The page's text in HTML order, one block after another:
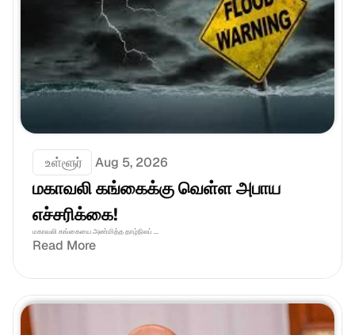
உள்ளூர் Aug 5, 2026
மகாவலி கங்கைக்கு வெள்ள அபாய
எச்சரிக்கை!
மகாவலி கங்கையை அண்மித்த தாழ்நிலப் ...
Read More